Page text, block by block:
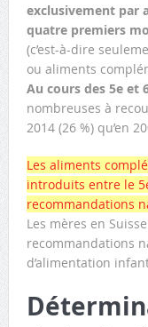
exclusivement par
quatre premiers
(c’est-à-dire
ou aliments
Au cours des 5e et
nombreuses à
2014 (26 %) qu’en
Les aliments
introduits entre le
recommandations
Les mères en
recommandations
d’alimentation